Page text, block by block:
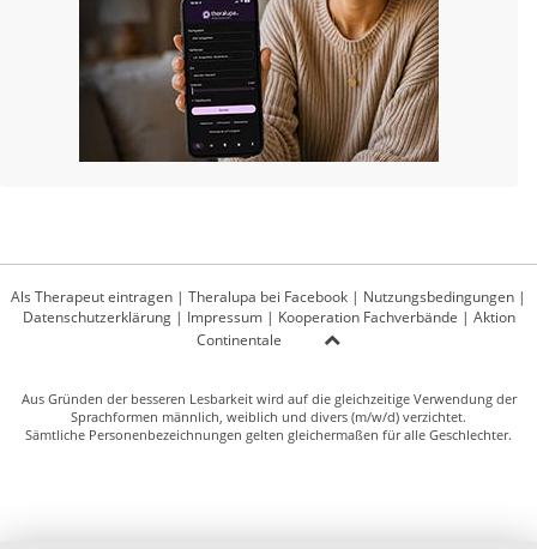
Als Therapeut eintragen | Theralupa bei Facebook | Nutzungsbedingungen |
Datenschutzerklärung| Impressum| Kooperation Fachverbände | Aktion
Continentale
Aus Gründen der besseren Lesbarkeit wird auf die gleichzeitige Verwendung der
Sprachformen männlich, weiblich und divers (m/w/d) verzichtet.
Sämtliche Personenbezeichnungen gelten gleichermaßen für alle Geschlechter.